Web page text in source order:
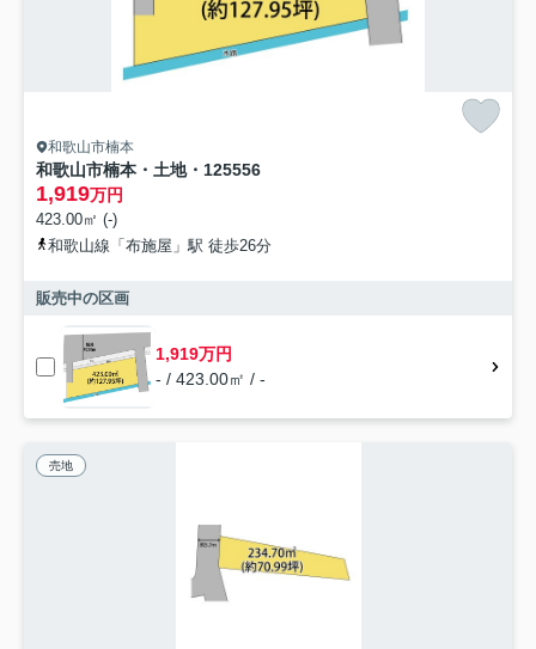
和歌山市楠本
和歌山市楠本・土地・125556
1,919万円
423.00㎡ (-)
和歌山線「布施屋」駅 徒歩26分
販売中の区画
1,919万円
- / 423.00㎡ / -
売地